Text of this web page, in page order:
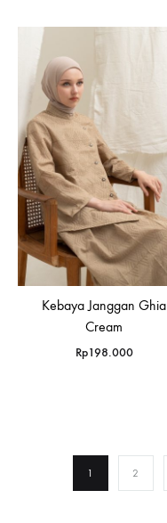
Kebaya Janggan Ghia
Cream
Rp198.000
1 2